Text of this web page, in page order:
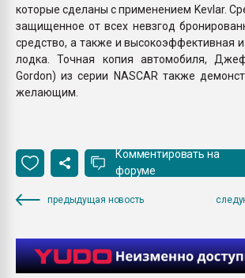
которые сделаны с применением Kevlar.
защищенное от всех невзгод
средство, а также и высокоэффективная
лодка. Точная копия автомобиля,
Gordon) из серии NASCAR также
желающим.
Комментировать на
форуме
предыдущая новость